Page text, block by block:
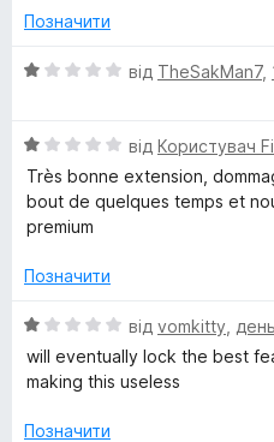
о
р
ф
о
г
р
а
ф
5
а
з
Позначити
О
н
к
а
1
5
від TheSakMan7,
О
ц
н
а
з
від Користувач
Très bonne extension,
bout de quelques temps et
premium
Позначити
О
ц
к
від vomkitty
will eventually lock the best
making this useless
Позначити